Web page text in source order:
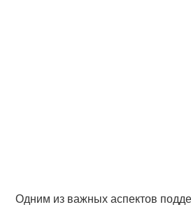
Одним из важных аспектов